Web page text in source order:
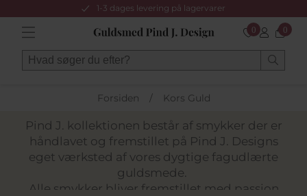
1-3 dages levering på lagervarer
0 0
Forsiden / Kors Guld
Pind J. kollektionen består af smykker der er
håndlavet og fremstillet på Pind J. Designs
eget værksted af vores dygtige fagudlærte
guldsmede.
Alle smykker bliver fremstillet med passion